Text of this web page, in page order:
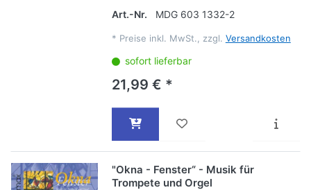
Art.-Nr. MDG 603 1332-2
* Preise inkl. MwSt., zzgl. Versandkosten
sofort lieferbar
21,99 € *
"Okna - Fenster“ - Musik für
Trompete und Orgel